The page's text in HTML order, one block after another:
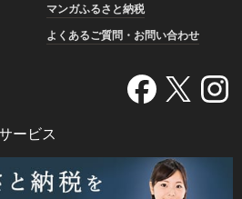
マンガふるさと納税
よくあるご質問・お問い合わせ
ービス